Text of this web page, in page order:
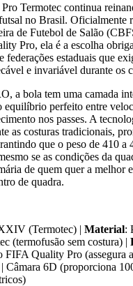
Termotec continua
no Brasil. Oficialmente
de Futebol de Salão
Pro, ela é a escolha
federações estaduais que
e invariável durante os
a bola tem uma camada
equilíbrio perfeito entre
nos passes. A
as costuras tradicionais,
que o peso de 410 a
se as condições da
de quem quer a melhor
de quadra.
(Termotec) | Material:
(termofusão sem costura) |
FIFA Quality Pro (assegura
Câmara 6D (proporciona